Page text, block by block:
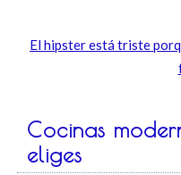
El hipster está triste
Cocinas
eliges